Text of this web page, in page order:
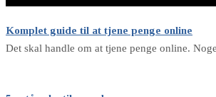
Komplet guide til at tjene penge online
Det skal handle om at tjene penge online.